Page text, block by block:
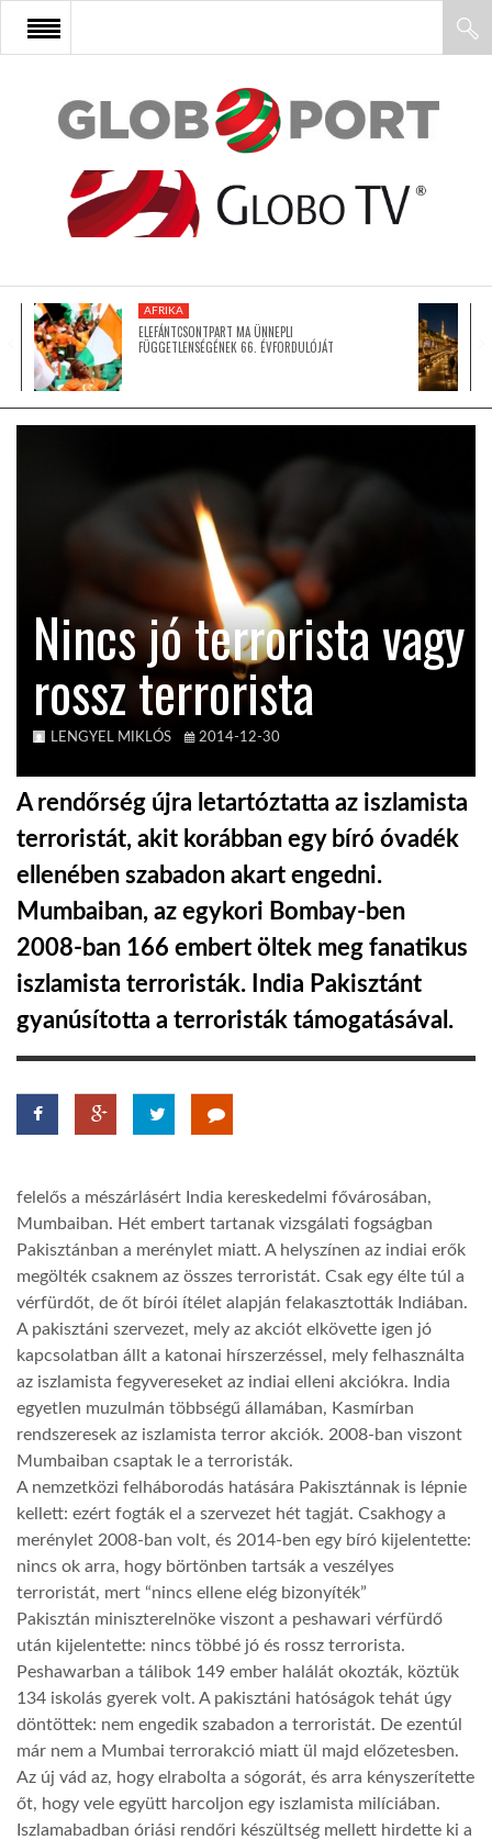
FŐOLDAL
AFRIKA
ÁZSIA
A VILÁG ITTHON
HÍR3D
TROPICALMAGAZIN
A NAP SZÉPE
LINKTR.EE
GLOBOZSARU
DOBRAVERO.HU
LATIMO.HU
GLOBOBOOK
AFRIKA
ELEFÁNTCSONTPART MA ÜNNEPLI
FÜGGETLENSÉGÉNEK 66. ÉVFORDULÓJÁT
Nincs jó terrorista vagy
rossz terrorista
LENGYEL MIKLÓS 2014-12-30
A rendőrség újra letartóztatta az iszlamista
terroristát, akit korábban egy bíró óvadék
ellenében szabadon akart engedni.
Mumbaiban, az egykori Bombay-ben
2008-ban 166 embert öltek meg fanatikus
iszlamista terroristák. India Pakisztánt
gyanúsította a terroristák támogatásával.
felelős a mészárlásért India kereskedelmi fővárosában,
Mumbaiban. Hét embert tartanak vizsgálati fogságban
Pakisztánban a merénylet miatt. A helyszínen az indiai erők
megölték csaknem az összes terroristát. Csak egy élte túl a
vérfürdőt, de őt bírói ítélet alapján felakasztották Indiában.
A pakisztáni szervezet, mely az akciót elkövette igen jó
kapcsolatban állt a katonai hírszerzéssel, mely felhasználta
az iszlamista fegyvereseket az indiai elleni akciókra. India
egyetlen muzulmán többségű államában, Kasmírban
rendszeresek az iszlamista terror akciók. 2008-ban viszont
Mumbaiban csaptak le a terroristák.
A nemzetközi felháborodás hatására Pakisztánnak is lépnie
kellett: ezért fogták el a szervezet hét tagját. Csakhogy a
merénylet 2008-ban volt, és 2014-ben egy bíró kijelentette:
nincs ok arra, hogy börtönben tartsák a veszélyes
terroristát, mert “nincs ellene elég bizonyíték”
Pakisztán miniszterelnöke viszont a peshawari vérfürdő
után kijelentette: nincs többé jó és rossz terrorista.
Peshawarban a tálibok 149 ember halálát okozták, köztük
134 iskolás gyerek volt. A pakisztáni hatóságok tehát úgy
döntöttek: nem engedik szabadon a terroristát. De ezentúl
már nem a Mumbai terrorakció miatt ül majd előzetesben.
Az új vád az, hogy elrabolta a sógorát, és arra kényszerítette
őt, hogy vele együtt harcoljon egy iszlamista milíciában.
Iszlamabadban óriási rendőri készültség mellett hirdette ki a